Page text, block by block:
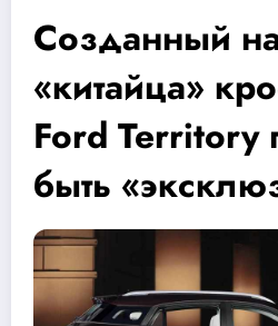
Созданный
«китайца»
Ford Territory
быть